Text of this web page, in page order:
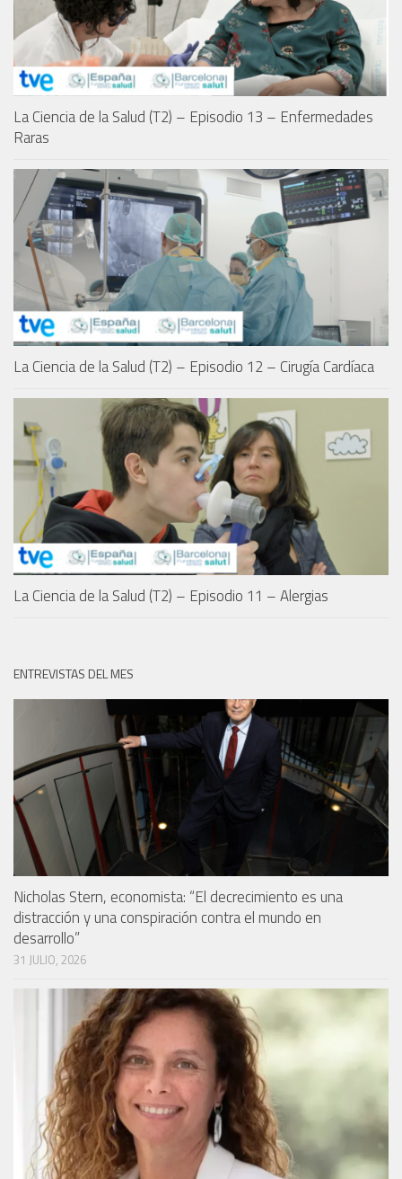
La Ciencia de la Salud (T2) – Episodio 13 – Enfermedades
Raras
La Ciencia de la Salud (T2) – Episodio 12 – Cirugía Cardíaca
La Ciencia de la Salud (T2) – Episodio 11 – Alergias
ENTREVISTAS DEL MES
Nicholas Stern, economista: “El decrecimiento es una
distracción y una conspiración contra el mundo en
desarrollo”
31 JULIO, 2026